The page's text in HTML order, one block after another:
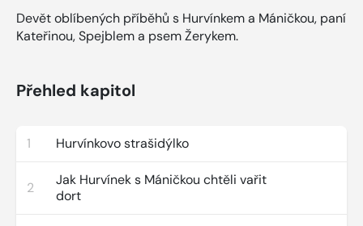
Devět oblíbených příběhů s Hurvínkem a Máničkou, paní
Kateřinou, Spejblem a psem Žerykem.
Přehled kapitol
1 Hurvínkovo strašidýlko
2
Jak Hurvínek s Máničkou chtěli vařit
dort